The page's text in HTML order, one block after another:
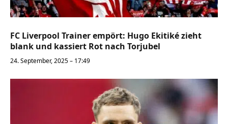
FC Liverpool Trainer empört: Hugo Ekitiké zieht
blank und kassiert Rot nach Torjubel
24. September, 2025 – 17:49